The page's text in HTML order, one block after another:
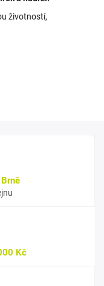
životností,
Kč